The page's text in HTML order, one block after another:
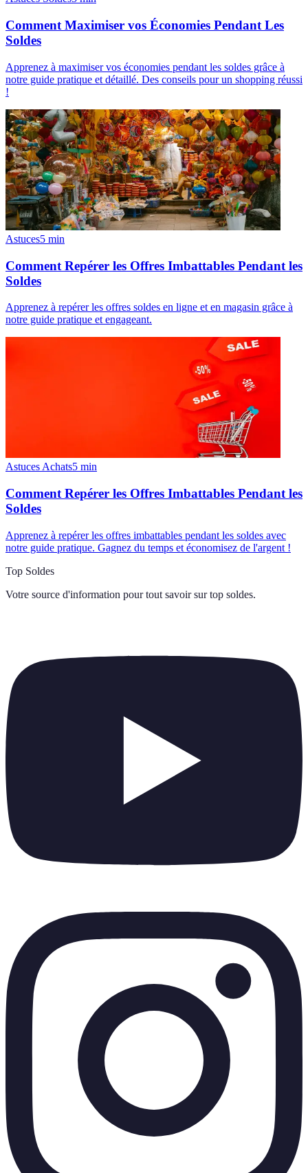
Comment Maximiser vos Économies Pendant Les
Soldes
Apprenez à maximiser vos économies pendant les soldes grâce à
notre guide pratique et détaillé. Des conseils pour un shopping réussi
!
Astuces5 min
Comment Repérer les Offres Imbattables Pendant les
Soldes
Apprenez à repérer les offres soldes en ligne et en magasin grâce à
notre guide pratique et engageant.
Astuces Achats5 min
Comment Repérer les Offres Imbattables Pendant les
Soldes
Apprenez à repérer les offres imbattables pendant les soldes avec
notre guide pratique. Gagnez du temps et économisez de l'argent !
Top Soldes
Votre source d'information pour tout savoir sur top soldes.